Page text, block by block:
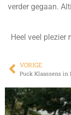
verder gegaan.
Heel veel plezier
VORIGE